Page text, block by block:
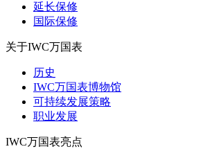
延长保修
国际保修
关于IWC万国表
历史
IWC万国表博物馆
可持续发展策略
职业发展
IWC万国表亮点